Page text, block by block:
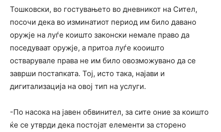
Тошковски, во гостувањето во дневникот на Сител,
посочи дека во изминатиот период им било давано
оружје на луѓе коишто законски немале право да
поседуваат оружје, а притоа луѓе кооишто
остварувале права не им било овозможувано да се
заврши постапката. Тој, исто така, најави и
дигитализација на овој тип на услуги.
-По насока на јавен обвинител, за сите оние за коишто
ќе се утврди дека постојат елементи за сторено